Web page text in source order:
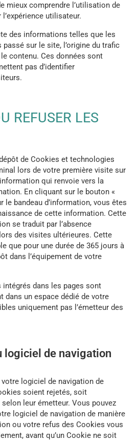
mieux comprendre l’utilisation de
utilisateur.
des informations telles que les
sur le site, l’origine du trafic
contenu. Ces données sont
pas d’identifier
REFUSER LES
de Cookies et technologies
lors de votre première visite sur
qui renvoie vers la
En cliquant sur le bouton «
le bandeau d’information, vous êtes
de cette information. Cette
se traduit par l’absence
des visites ultérieures. Cette
que pour une durée de 365 jours à
dans l’équipement de votre
dans les pages sont
dans un espace dédié de votre
uniquement pas l’émetteur des
logiciel de navigation
logiciel de navigation de
soient rejetés, soit
leur émetteur. Vous pouvez
logiciel de navigation de manière
ou votre refus des Cookies vous
avant qu’un Cookie ne soit